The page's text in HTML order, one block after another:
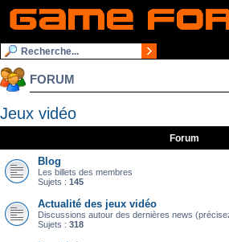
FORUM
Jeux vidéo
Forum
Blog
Les billets des membres
Sujets : 145
Actualité des jeux vidéo
Discussions autour des dernières news
Sujets : 318